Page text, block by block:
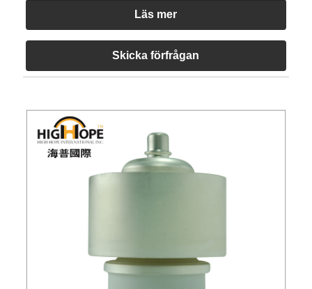
Läs mer
Skicka förfrågan